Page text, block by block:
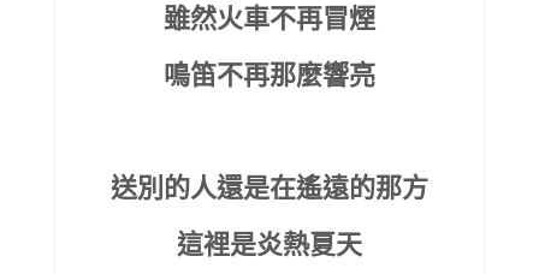
雖然火車不再冒煙
鳴笛不再那麼響亮
送別的人還是在遙遠的那方
這裡是炎熱夏天